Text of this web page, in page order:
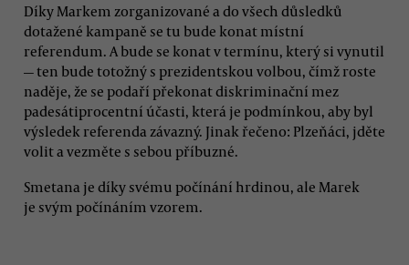
Díky Markem zorganizované a do všech důsledků
dotažené kampaně se tu bude konat místní
referendum. A bude se konat v termínu, který si vynutil
— ten bude totožný s prezidentskou volbou, čímž roste
naděje, že se podaří překonat diskriminační mez
padesátiprocentní účasti, která je podmínkou, aby byl
výsledek referenda závazný. Jinak řečeno: Plzeňáci, jděte
volit a vezměte s sebou příbuzné.
Smetana je díky svému počínání hrdinou, ale Marek
je svým počínáním vzorem.